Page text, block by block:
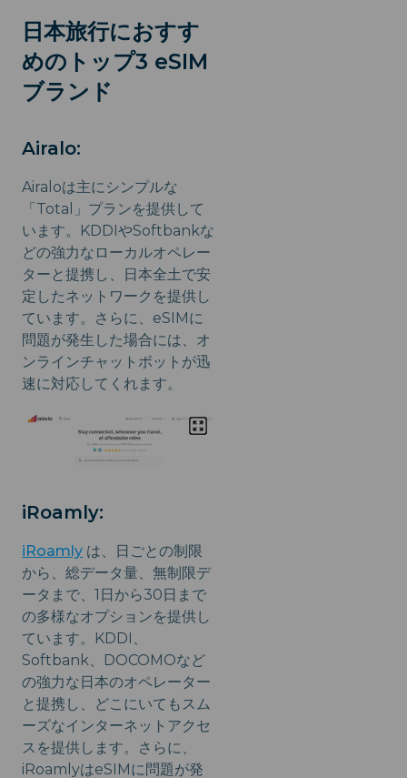
日本旅行におすす
めのトップ3 eSIM
ブランド
Airalo:
Airaloは主にシンプルな
「Total」プランを提供して
います。KDDIやSoftbankな
どの強力なローカルオペレー
ターと提携し、日本全土で安
定したネットワークを提供し
ています。さらに、eSIMに
問題が発生した場合には、オ
ンラインチャットボットが迅
速に対応してくれます。
iRoamly:
iRoamly は、日ごとの制限
から、総データ量、無制限デ
ータまで、1日から30日まで
の多様なオプションを提供し
ています。KDDI、
Softbank、DOCOMOなど
の強力な日本のオペレーター
と提携し、どこにいてもスム
ーズなインターネットアクセ
スを提供します。さらに、
iRoamlyはeSIMに問題が発